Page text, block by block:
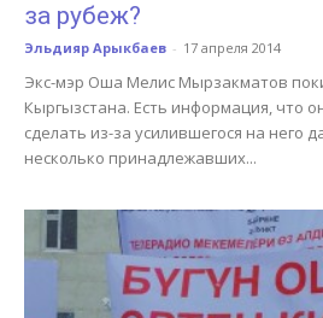
за рубеж?
Эльдияр Арыкбаев - 17 апреля 2014
Экс-мэр Оша Мелис Мырзакматов
Кыргызстана. Есть информация, что
сделать из-за усилившегося на него
несколько принадлежавших...